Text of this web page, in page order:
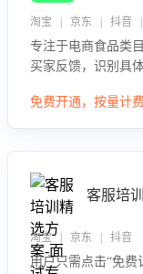
淘宝 | 京东 | 抖音
专注于电商食品类
买家反馈，识别具
低退款率，提升售后
免费开通，按量计费
客服培
淘宝 | 京东 | 抖音
用户只需点击“免